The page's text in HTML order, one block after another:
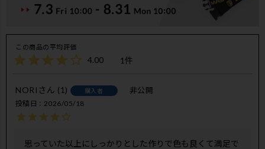
4.00 1
NORI 1 購入者 非公開
投稿日 2026/05/18
思っていた以上にしっかりとした作りで色も良くて満足で